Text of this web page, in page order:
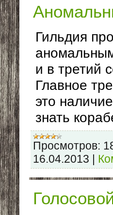
Гильдия
и в третий
Главное
это
знать
Просмотров:
16.04.2013 |